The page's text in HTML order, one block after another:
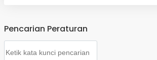
Pencarian Peraturan